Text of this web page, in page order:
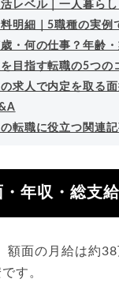
レベル｜一人暮ら
明細｜5職種の実例
・何の仕事？年齢
目指す転職の5つの
求人で内定を取る
転職に役立つ関連
年収・総支
額面の月給は約
す。